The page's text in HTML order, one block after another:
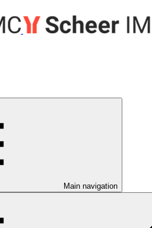
Main navigation